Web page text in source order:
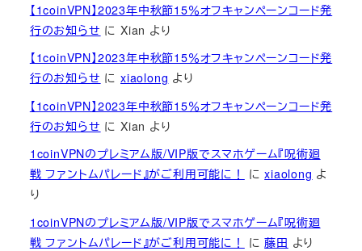
【1coinVPN】2023年中秋節15％オフキャンペーンコード発
行のお知らせ にXian より
【1coinVPN】2023年中秋節15％オフキャンペーンコード発
行のお知らせ にxiaolong より
【1coinVPN】2023年中秋節15％オフキャンペーンコード発
行のお知らせ にXian より
1coinVPNのプレミアム版/VIP版でスマホゲーム『呪術廻
戦 ファントムパレード』がご利用可能に！
にxiaolong よ
り
1coinVPNのプレミアム版/VIP版でスマホゲーム『呪術廻
戦 ファントムパレード』がご利用可能に！
に藤田 より